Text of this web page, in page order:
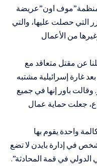
منظمة”موف اون”عريضة
التي حصلت عليها، والتي
من الأعمال
عن مقتل متعاقد مع
بعد غارة إسرائيلية مشتبه
باور إنها في جميع
جعلت حماية عمال
واحدة يقوم بها
في إدارة بايدن لا تضع
الدولي في قمة المحادثة”.